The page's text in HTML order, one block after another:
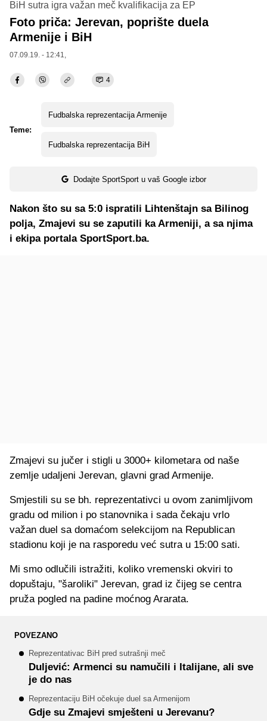
BiH sutra igra važan meč kvalifikacija za EP
Foto priča: Jerevan, poprište duela
Armenije i BiH
07.09.19. - 12:41,
4
Teme:
Fudbalska reprezentacija Armenije
Fudbalska reprezentacija BiH
Dodajte SportSport u vaš Google izbor
Nakon što su sa 5:0 ispratili Lihtenštajn sa Bilinog
polja, Zmajevi su se zaputili ka Armeniji, a sa njima
i ekipa portala SportSport.ba.
Zmajevi su jučer i stigli u 3000+ kilometara od naše
zemlje udaljeni Jerevan, glavni grad Armenije.
Smjestili su se bh. reprezentativci u ovom zanimljivom
gradu od milion i po stanovnika i sada čekaju vrlo
važan duel sa domaćom selekcijom na Republican
stadionu koji je na rasporedu već sutra u 15:00 sati.
Mi smo odlučili istražiti, koliko vremenski okviri to
dopuštaju, "šaroliki" Jerevan, grad iz čijeg se centra
pruža pogled na padine moćnog Ararata.
POVEZANO
Reprezentativac BiH pred sutrašnji meč
Duljević: Armenci su namučili i Italijane, ali sve
je do nas
Reprezentaciju BiH očekuje duel sa Armenijom
Gdje su Zmajevi smješteni u Jerevanu?